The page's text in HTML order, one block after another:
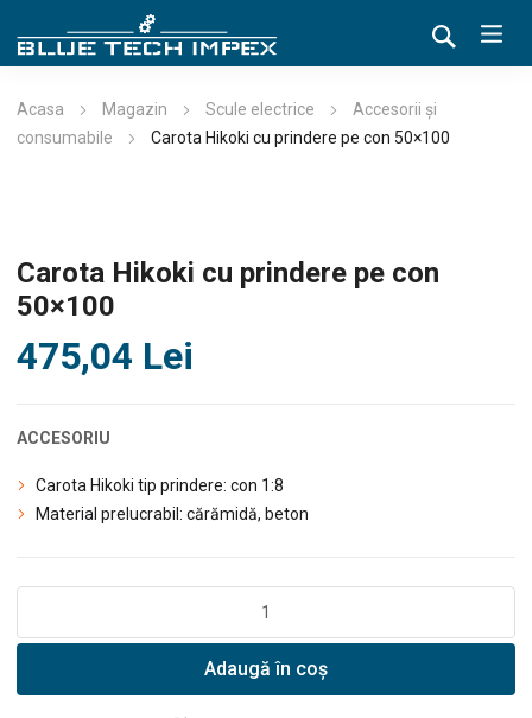
Acasa Magazin Scule electrice
Accesorii și
consumabile
Carota Hikoki cu prindere pe con 50×100
Carota Hikoki cu prindere pe con
50×100
475,04 Lei
ACCESORIU
Carota Hikoki tip prindere: con 1:8
Material prelucrabil: cărămidă, beton
Hikoki
Adaugă în coș